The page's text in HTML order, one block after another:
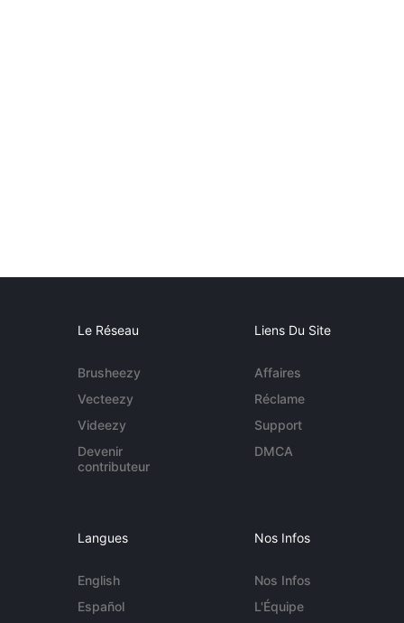
Le Réseau
Brusheezy
Vecteezy
Videezy
Devenir
contributeur
Liens Du Site
Affaires
Réclame
Support
DMCA
Langues
English
Español
Nos Infos
Nos Infos
L'Équipe